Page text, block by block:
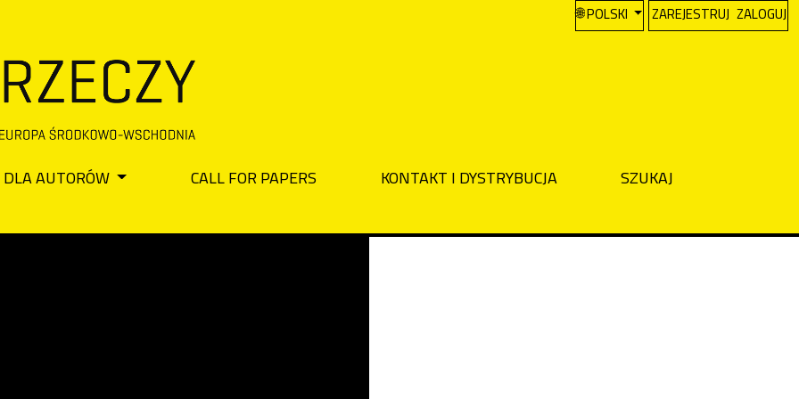
CHANGE THE LANGUAGE. THE
POLSKI ZAREJESTRUJ ZALOGUJ
DLA AUTORÓW CALL FOR PAPERS KONTAKT I DYSTRYBUCJA
SZUKAJ